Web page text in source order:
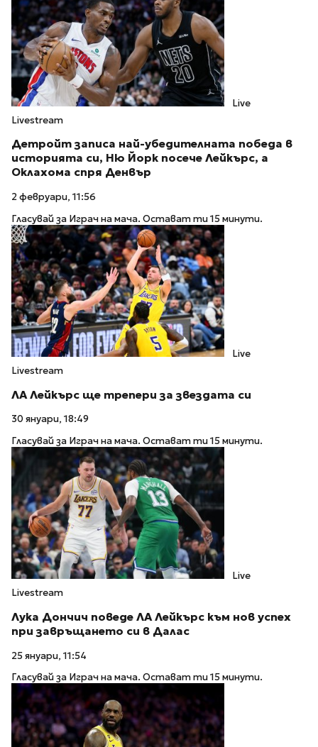
Live
Livestream
Детройт записа най-убедителната победа в
историята си, Ню Йорк посече Лейкърс, а
Оклахома спря Денвър
2 февруари, 11:56
Гласувай за Играч на мача. Остават ти 15 минути.
Live
Livestream
ЛА Лейкърс ще трепери за звездата си
30 януари, 18:49
Гласувай за Играч на мача. Остават ти 15 минути.
Live
Livestream
Лука Дончич поведе ЛА Лейкърс към нов успех
при завръщането си в Далас
25 януари, 11:54
Гласувай за Играч на мача. Остават ти 15 минути.